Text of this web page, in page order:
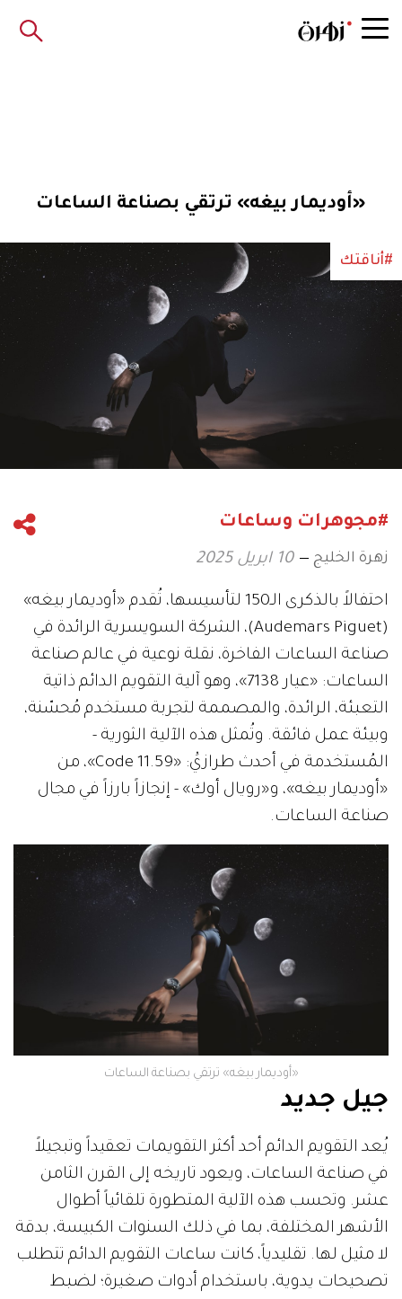
«أوديمار بيغه» ترتقي بصناعة الساعات
#أناقتك
#مجوهرات وساعات
زهرة الخليج 10 ابريل 2025
احتفالاً بالذكرى الـ150 لتأسيسها، تُقدم «أوديمار بيغه»
(Audemars Piguet)، الشركة السويسرية الرائدة في
صناعة الساعات الفاخرة، نقلة نوعية في عالم صناعة
الساعات: «عيار 7138»، وهو آلية التقويم الدائم ذاتية
التعبئة، الرائدة، والمصممة لتجربة مستخدم مُحسّنة،
وبيئة عمل فائقة. وتُمثل هذه الآلية الثورية -
المُستخدمة في أحدث طرازيَْ: «Code 11.59»، من
«أوديمار بيغه»، و«رويال أوك» - إنجازاً بارزاً في مجال
صناعة الساعات.
«أوديمار بيغه» ترتقي بصناعة الساعات
جيل جديد
يُعد التقويم الدائم أحد أكثر التقويمات تعقيداً وتبجيلاً
في صناعة الساعات، ويعود تاريخه إلى القرن الثامن
عشر. وتحسب هذه الآلية المتطورة تلقائياً أطوال
الأشهر المختلفة، بما في ذلك السنوات الكبيسة، بدقة
لا مثيل لها. تقليدياً، كانت ساعات التقويم الدائم تتطلب
تصحيحات يدوية، باستخدام أدوات صغيرة؛ لضبط